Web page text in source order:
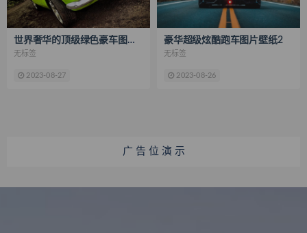
世界奢华的顶级绿色豪车图片壁纸
无标签
2023-08-27
豪华超级炫酷跑车图片壁纸2
无标签
2023-08-26
广 告 位 演 示